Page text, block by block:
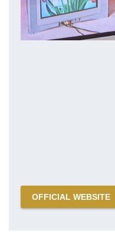
OFFICIAL WEBSITE